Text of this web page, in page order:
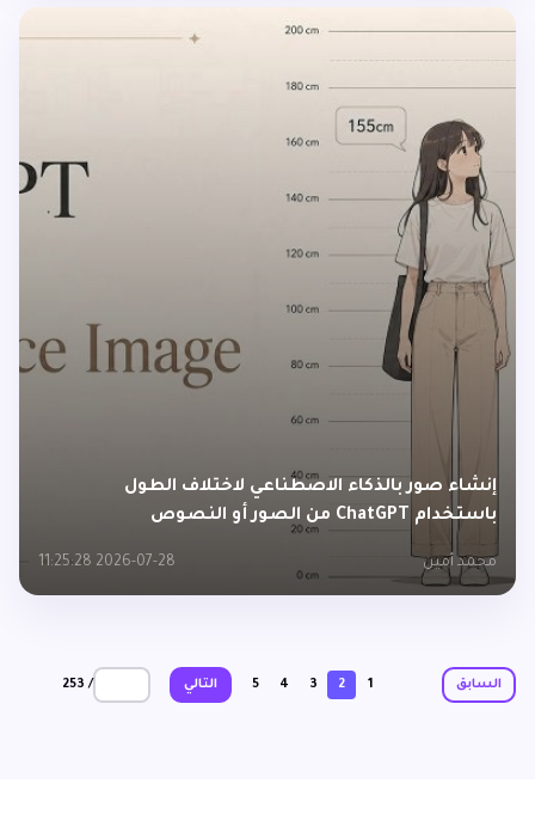
إنشاء صور بالذكاء الاصطناعي لاختلاف الطول
باستخدام ChatGPT من الصور أو النصوص
محمد أمين 2026-07-28 11:25:28
السابق 1
2
3
4
5 التالي / 253